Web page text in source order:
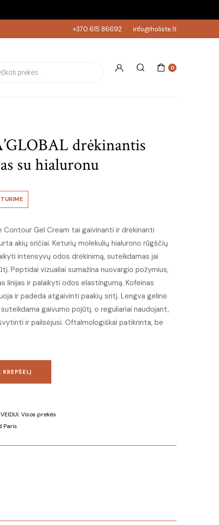
+370 615 86692 info@holiste.lt
0
drėkinantis
su hialuronu
TURIME
Contour Gel Cream tai gaivinanti ir drėkinanti
akių sričiai. Keturių molekulių hialurono rūgščių
intensyvų odos drėkinimą, suteikdamas jai
Peptidai vizualiai sumažina nuovargio požymius,
linijas ir palaikyti odos elastingumą. Kofeinas
ir padeda atgaivinti paakių sritį. Lengva gelinė
gaivumo pojūtį, o reguliariai naudojant,
ir pailsėjusi. Oftalmologiškai patikrinta, be
KREPŠELĮ
VEIDUI,Visos prekės
Paris